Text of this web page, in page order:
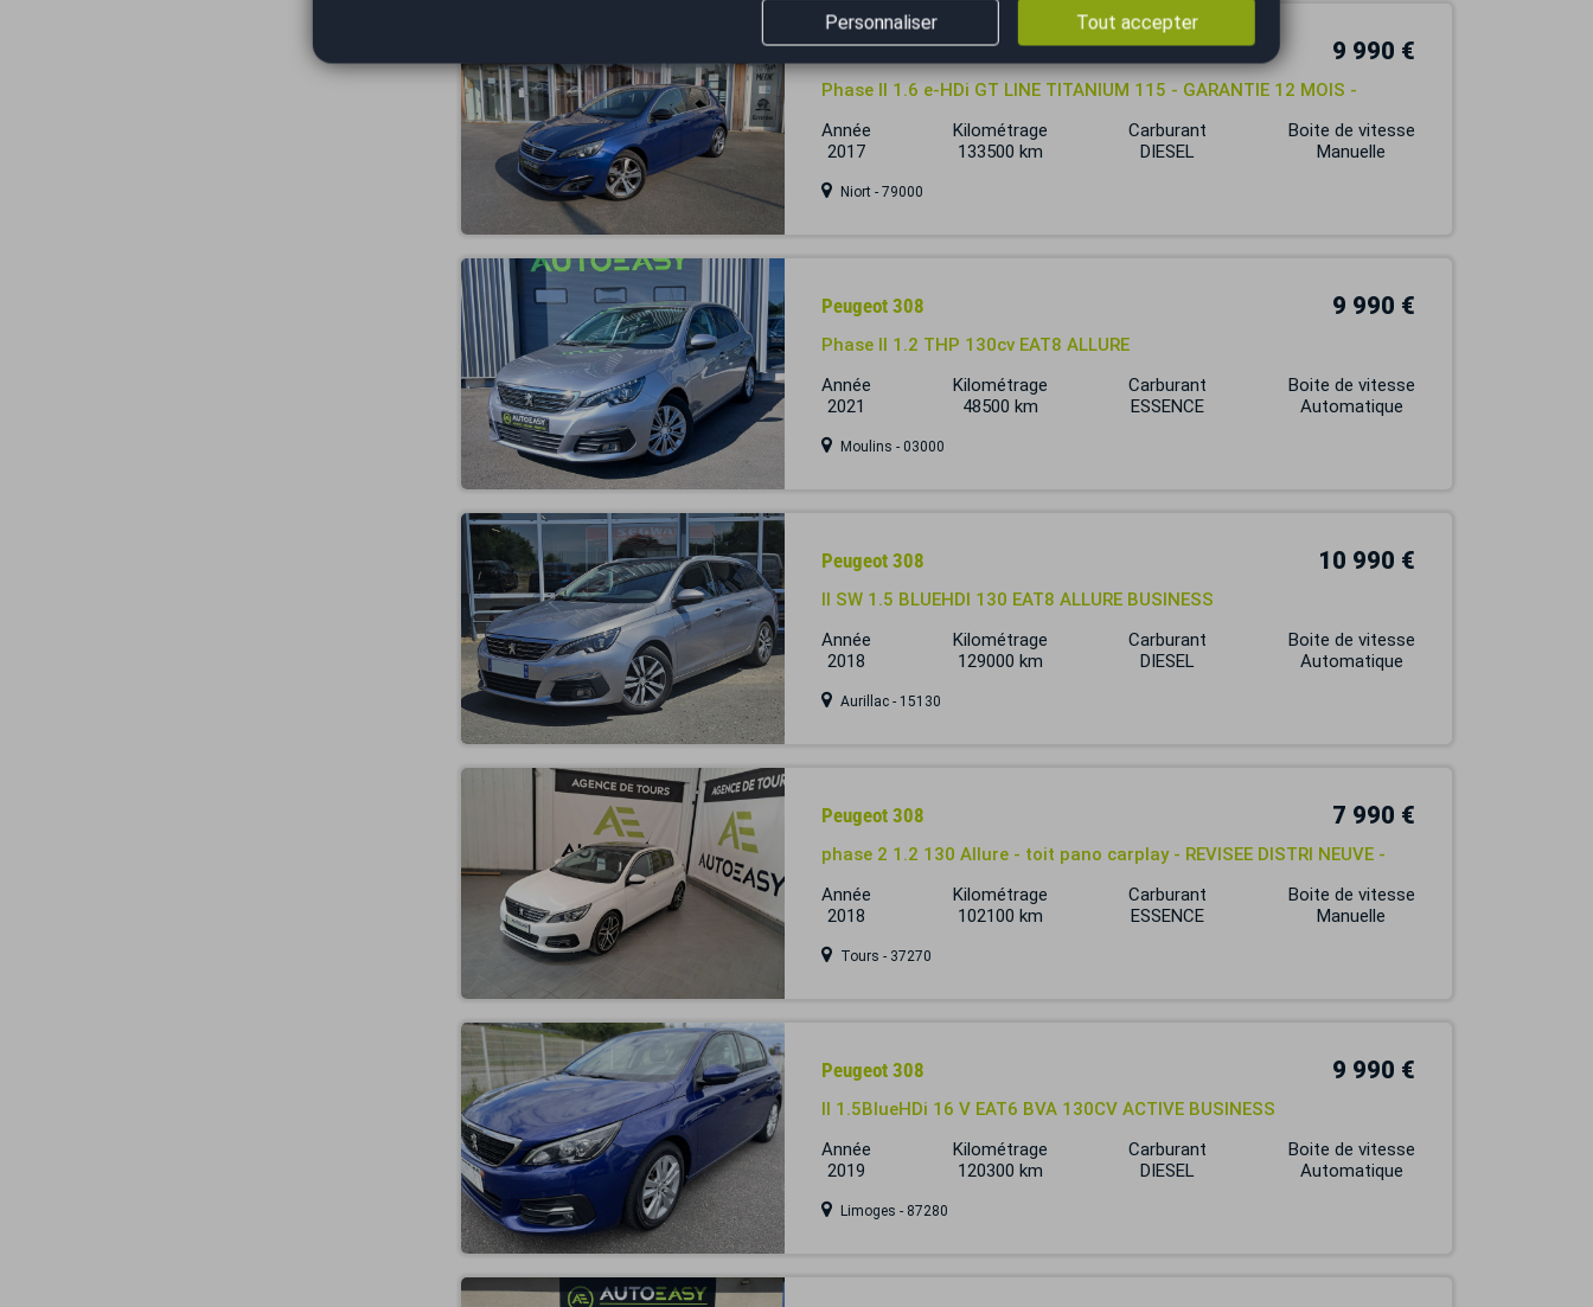
Peugeot 308 9 990 €
Phase II 1.6 e-HDi GT LINE TITANIUM 115 - GARANTIE 12 MOIS -
Année
2017
Kilométrage
133500 km
Carburant
DIESEL
Boite de vitesse
Manuelle
Niort - 79000
Peugeot 308 9 990 €
Phase II 1.2 THP 130cv EAT8 ALLURE
Année
2021
Kilométrage
48500 km
Carburant
ESSENCE
Boite de vitesse
Automatique
Moulins - 03000
Peugeot 308 10 990 €
II SW 1.5 BLUEHDI 130 EAT8 ALLURE BUSINESS
Année
2018
Kilométrage
129000 km
Carburant
DIESEL
Boite de vitesse
Automatique
Aurillac - 15130
Peugeot 308 7 990 €
phase 2 1.2 130 Allure - toit pano carplay - REVISEE DISTRI NEUVE -
Année
2018
Kilométrage
102100 km
Carburant
ESSENCE
Boite de vitesse
Manuelle
Tours - 37270
Peugeot 308 9 990 €
II 1.5BlueHDi 16 V EAT6 BVA 130CV ACTIVE BUSINESS
Année
2019
Kilométrage
120300 km
Carburant
DIESEL
Boite de vitesse
Automatique
Limoges - 87280
Tout accepter
Personnaliser